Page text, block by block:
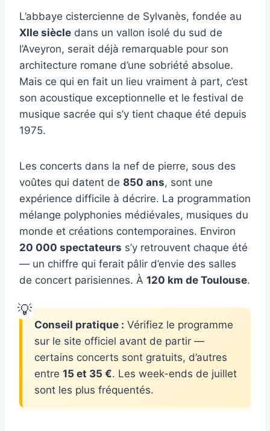
L’abbaye cistercienne de Sylvanès, fondée au
XIIe siècle dans un vallon isolé du sud de
l’Aveyron, serait déjà remarquable pour son
architecture romane d’une sobriété absolue.
Mais ce qui en fait un lieu vraiment à part, c’est
son acoustique exceptionnelle et le festival de
musique sacrée qui s’y tient chaque été depuis
1975.
Les concerts dans la nef de pierre, sous des
voûtes qui datent de 850 ans, sont une
expérience difficile à décrire. La programmation
mélange polyphonies médiévales, musiques du
monde et créations contemporaines. Environ
20 000 spectateurs s’y retrouvent chaque été
— un chiffre qui ferait pâlir d’envie des salles
de concert parisiennes. À 120 km de Toulouse.
Conseil pratique : Vérifiez le programme
sur le site officiel avant de partir —
certains concerts sont gratuits, d’autres
entre 15 et 35 €. Les week-ends de juillet
sont les plus fréquentés.